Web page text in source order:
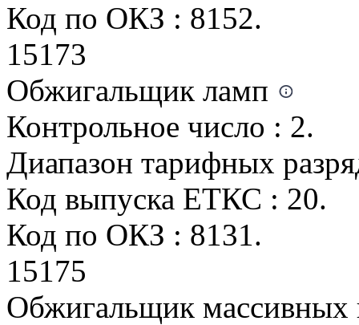
Код по ОКЗ : 8152.
15173
Обжигальщик ламп
Контрольное число : 2.
Диапазон тарифных
Код выпуска ЕТКС : 20.
Код по ОКЗ : 8131.
15175
Обжигальщик